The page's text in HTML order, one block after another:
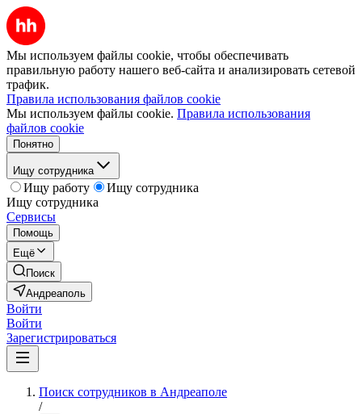
Мы используем файлы cookie, чтобы обеспечивать
правильную работу нашего веб-сайта и анализировать сетевой
трафик.
Правила использования файлов cookie
Мы используем файлы cookie. Правила использования
файлов cookie
Понятно
Ищу сотрудника
Ищу работу
Ищу сотрудника
Ищу сотрудника
Сервисы
Помощь
Ещё
Поиск
Андреаполь
Войти
Войти
Зарегистрироваться
Поиск сотрудников в Андреаполе
/